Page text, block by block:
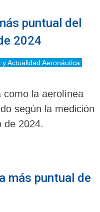
puntual del
2024
y Actualidad Aeronáutica
como la aerolínea
según la medición
de 2024.
más puntual de